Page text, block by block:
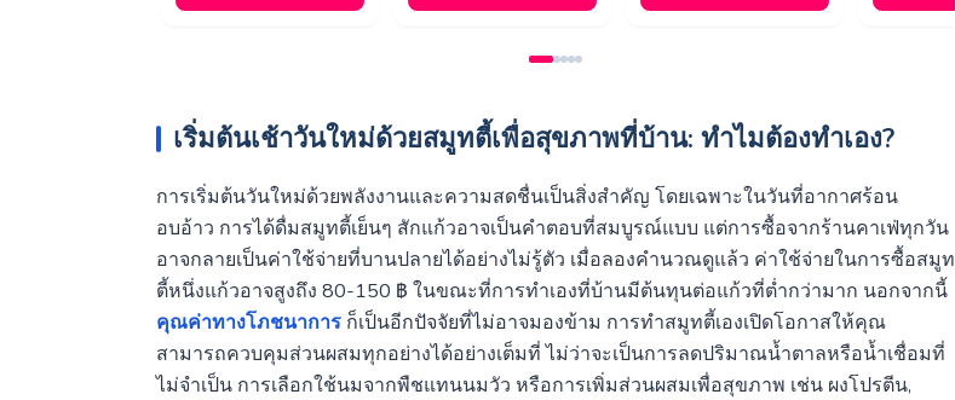
เริ่มต้นเช้าวันใหม่ด้วยสมูทตี้เพื่อสุขภาพที่บ้าน: ทำไมต้องทำเอง?
การเริ่มต้นวันใหม่ด้วยพลังงานและความสดชื่นเป็นสิ่งสำคัญ โดยเฉพาะในวันที่อากาศร้อน
อบอ้าว การได้ดื่มสมูทตี้เย็นๆ สักแก้วอาจเป็นคำตอบที่สมบูรณ์แบบ แต่การซื้อจากร้านคาเฟ่ทุกวัน
อาจกลายเป็นค่าใช้จ่ายที่บานปลายได้อย่างไม่รู้ตัว เมื่อลองคำนวณดูแล้ว ค่าใช้จ่ายในการซื้อสมูท
ตี้หนึ่งแก้วอาจสูงถึง 80-150 ฿ ในขณะที่การทำเองที่บ้านมีต้นทุนต่อแก้วที่ต่ำกว่ามาก นอกจากนี้
คุณค่าทางโภชนาการก็เป็นอีกปัจจัยที่ไม่อาจมองข้าม การทำสมูทตี้เองเปิดโอกาสให้คุณ
สามารถควบคุมส่วนผสมทุกอย่างได้อย่างเต็มที่ ไม่ว่าจะเป็นการลดปริมาณน้ำตาลหรือน้ำเชื่อมที่
ไม่จำเป็น การเลือกใช้นมจากพืชแทนนมวัว หรือการเพิ่มส่วนผสมเพื่อสุขภาพ เช่น ผงโปรตีน,